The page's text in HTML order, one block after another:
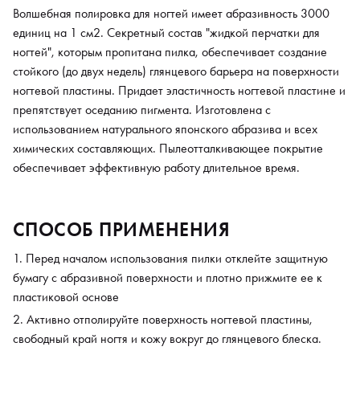
Волшебная полировка для ногтей имеет абразивность 3000
единиц на 1 см2. Секретный состав "жидкой перчатки для
ногтей", которым пропитана пилка, обеспечивает создание
стойкого (до двух недель) глянцевого барьера на поверхности
ногтевой пластины. Придает эластичность ногтевой пластине и
препятствует оседанию пигмента. Изготовлена с
использованием натурального японского абразива и всех
химических составляющих. Пылеотталкивающее покрытие
обеспечивает эффективную работу длительное время.
СПОСОБ ПРИМЕНЕНИЯ
Перед началом использования пилки отклейте защитную
бумагу с абразивной поверхности и плотно прижмите ее к
пластиковой основе
Активно отполируйте поверхность ногтевой пластины,
свободный край ногтя и кожу вокруг до глянцевого блеска.